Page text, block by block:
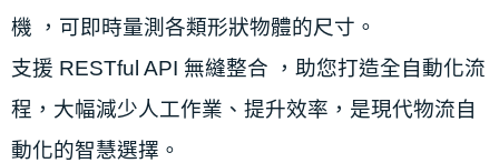
機 ，可即時量測各類形狀物體的尺寸。
支援 RESTful API 無縫整合 ，助您打造全自動化流
程，大幅減少人工作業、提升效率，是現代物流自
動化的智慧選擇。